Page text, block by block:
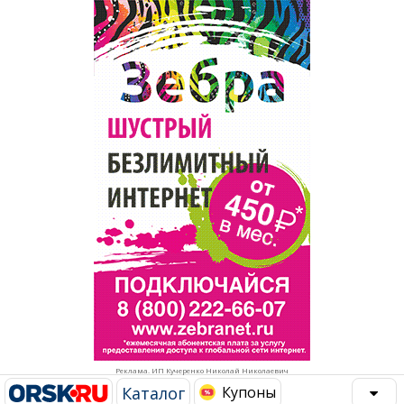
Реклама. ИП Кучеренко Николай Николаевич
Каталог Купоны
Рестораны, кафе, бары
Развлечения и отдых
Спорт Фитнес
Недвижимость
Красота Косметология
Торговля
Бизнес и финансы
Юристы, Экспертиза, Страхование
Ремонт
Социальные организации
Это интересно
Администрация
Популярное →